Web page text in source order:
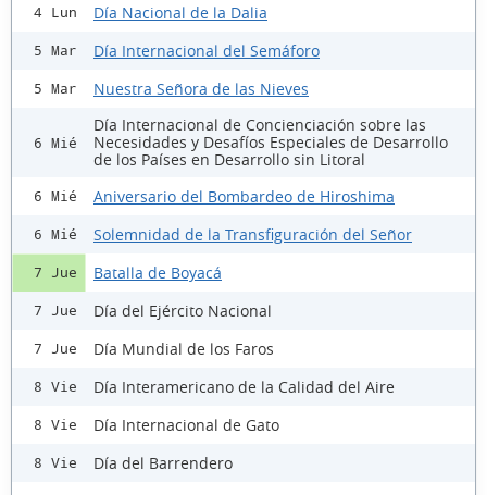
4 Lun Día Nacional de la Dalia
5 Mar Día Internacional del Semáforo
5 Mar Nuestra Señora de las Nieves
6 Mié
Día Internacional de Concienciación sobre las
Necesidades y Desafíos Especiales de Desarrollo
de los Países en Desarrollo sin Litoral
6 Mié Aniversario del Bombardeo de Hiroshima
6 Mié Solemnidad de la Transfiguración del Señor
7 Jue Batalla de Boyacá
7 Jue Día del Ejército Nacional
7 Jue Día Mundial de los Faros
8 Vie Día Interamericano de la Calidad del Aire
8 Vie Día Internacional de Gato
8 Vie Día del Barrendero